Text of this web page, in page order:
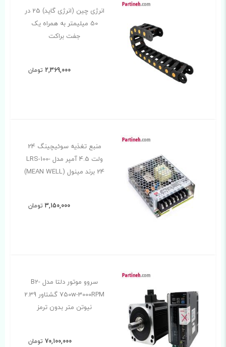
انرژی چین (انرژی گاید) 25 در
50 میلیمتر به همراه یک
جفت براکت
2,369,000 تومان
منبع تغذیه سوئیچینگ 24
ولت 4.5 آمپر مدل LRS-100-
24 برند مینول (MEAN WELL)
3,150,000 تومان
سروو موتور دلتا مدل B2-
750w-3000RPM گشتاور 2.39
نیوتن متر بدون ترمز
70,100,000 تومان